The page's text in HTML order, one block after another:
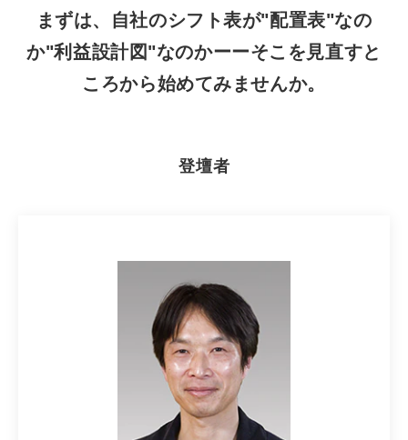
まずは、自社のシフト表が"配置表"なの
か"利益設計図"なのかーーそこを見直すと
ころから始めてみませんか。
登壇者